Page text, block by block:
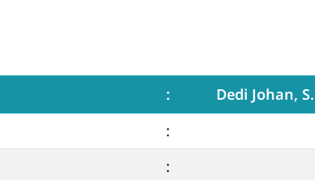
:
Dedi Johan,
:
: